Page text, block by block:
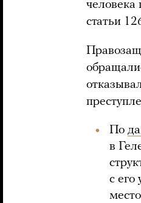
человека
статьи
По
в
с его